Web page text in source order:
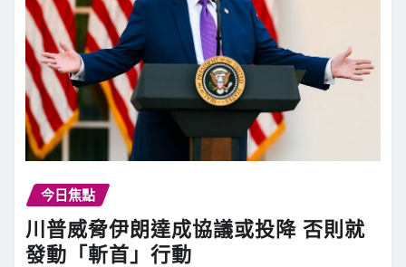
今日焦點
川普威脅伊朗達成協議或投降 否則就
發動「斬首」行動